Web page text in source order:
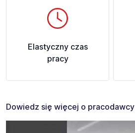
Elastyczny czas
pracy
Dowiedz się więcej o pracodawcy